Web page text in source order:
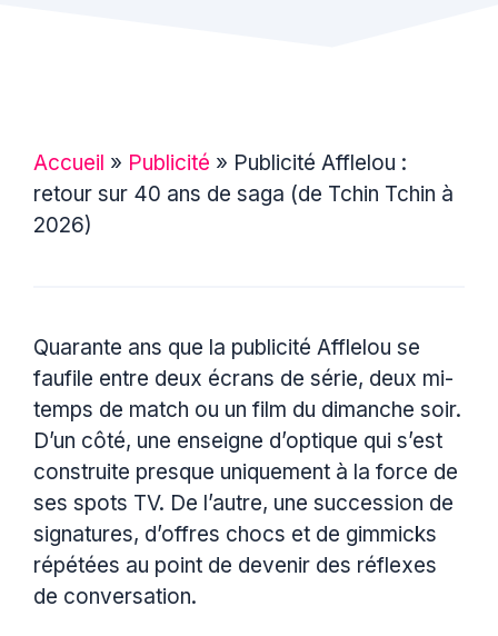
Accueil » Publicité » Publicité Afflelou :
retour sur 40 ans de saga (de Tchin Tchin à
2026)
Quarante ans que la publicité Afflelou se
faufile entre deux écrans de série, deux mi-
temps de match ou un film du dimanche soir.
D’un côté, une enseigne d’optique qui s’est
construite presque uniquement à la force de
ses spots TV. De l’autre, une succession de
signatures, d’offres chocs et de gimmicks
répétées au point de devenir des réflexes
de conversation.